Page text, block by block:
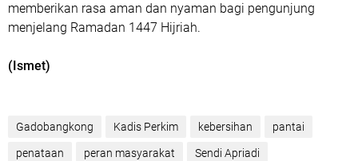
memberikan rasa aman dan nyaman bagi pengunjung
menjelang Ramadan 1447 Hijriah.
(Ismet)
Gadobangkong Kadis Perkim kebersihan pantai
penataan peran masyarakat Sendi Apriadi